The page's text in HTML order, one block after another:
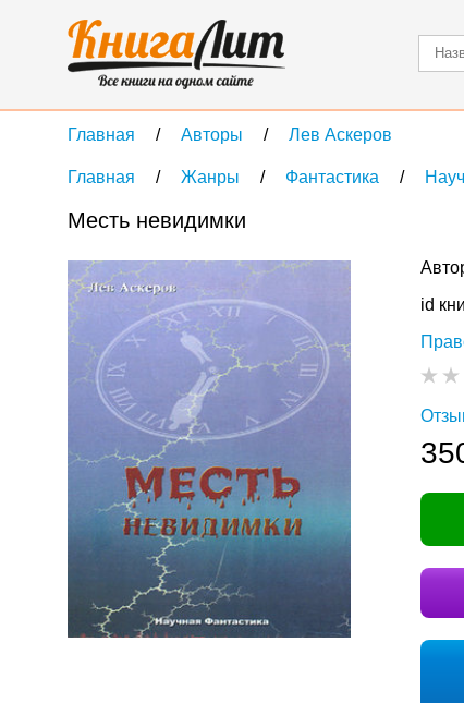
Главная Авторы Лев Аскеров
Главная Жанры Фантастика
Месть невидимки
id